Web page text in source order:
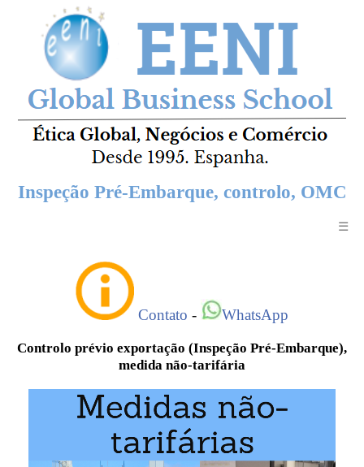
Inspeção Pré-Embarque, controlo, OMC
☰
Contato - WhatsApp
Controlo prévio exportação (Inspeção Pré-Embarque),
medida não-tarifária